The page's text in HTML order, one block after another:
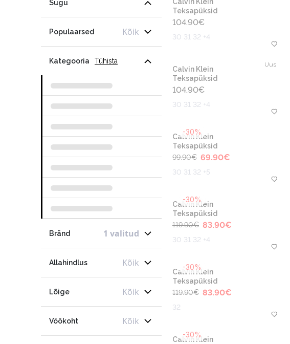
Sugu
Populaarsed Kõik
Kategooria Tühista
Bränd 1 valitud
Allahindlus Kõik
Lõige Kõik
Vöökoht Kõik
Teksapüksid
104.90€
30 31 32 +4
Uus
Calvin Klein
Teksapüksid
104.90€
30 31 32 +4
-30%
Calvin Klein
Teksapüksid
99.90€ 69.90€
30 31 32 +5
-30%
Calvin Klein
Teksapüksid
119.90€ 83.90€
30 31 32 +4
-30%
Calvin Klein
Teksapüksid
119.90€ 83.90€
32
-30%
Calvin Klein